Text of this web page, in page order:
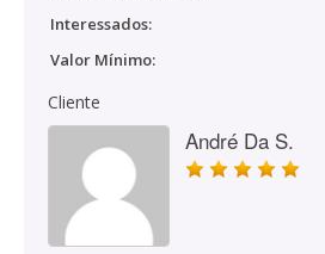
Interessados:
Valor Mínimo:
Cliente
André Da S.